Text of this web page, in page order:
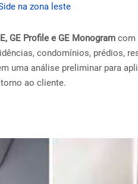
na zona leste
GE Profile e GE Monogram com
condomínios, prédios,
uma análise preliminar para
ao cliente.